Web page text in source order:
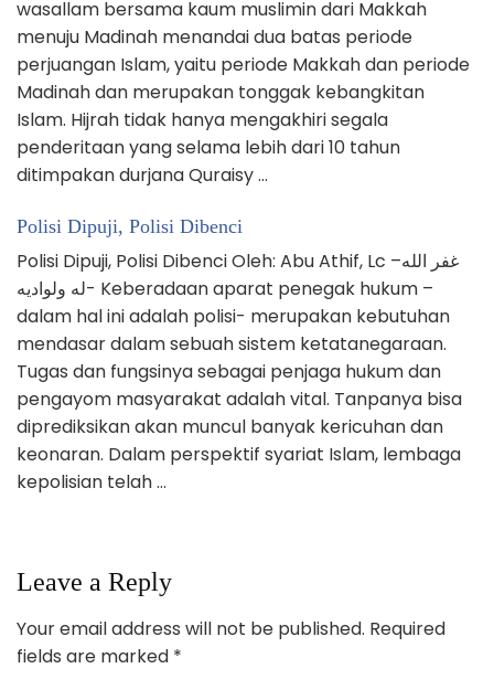
wasallam bersama kaum muslimin dari Makkah
menuju Madinah menandai dua batas periode
perjuangan Islam, yaitu periode Makkah dan periode
Madinah dan merupakan tonggak kebangkitan
Islam. Hijrah tidak hanya mengakhiri segala
penderitaan yang selama lebih dari 10 tahun
ditimpakan durjana Quraisy …
Polisi Dipuji, Polisi Dibenci
Polisi Dipuji, Polisi Dibenci Oleh: Abu Athif, Lc –غفر الله
له ولواديه- Keberadaan aparat penegak hukum –
dalam hal ini adalah polisi- merupakan kebutuhan
mendasar dalam sebuah sistem ketatanegaraan.
Tugas dan fungsinya sebagai penjaga hukum dan
pengayom masyarakat adalah vital. Tanpanya bisa
diprediksikan akan muncul banyak kericuhan dan
keonaran. Dalam perspektif syariat Islam, lembaga
kepolisian telah …
Leave a Reply
Your email address will not be published. Required
fields are marked *